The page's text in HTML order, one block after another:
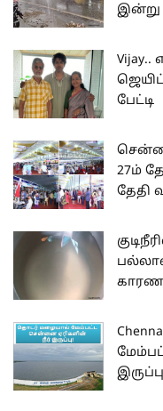
இன்று
பேட்டி
27ம்
தேதி